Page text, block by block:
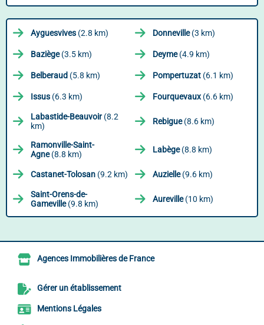
Ayguesvives (2.8 km) Donneville(3 km)
Baziège(3.5 km) Deyme(4.9 km)
Belberaud (5.8 km) Pompertuzat (6.1 km)
Issus (6.3 km) Fourquevaux(6.6 km)
Labastide-Beauvoir(8.2
km)
Rebigue(8.6 km)
Ramonville-Saint-
Agne(8.8 km) Labège(8.8 km)
Castanet-Tolosan (9.2 km) Auzielle(9.6 km)
Saint-Orens-de-
Gameville(9.8 km) Aureville(10 km)
Agences Immobilières de France
Gérer un établissement
Mentions Légales